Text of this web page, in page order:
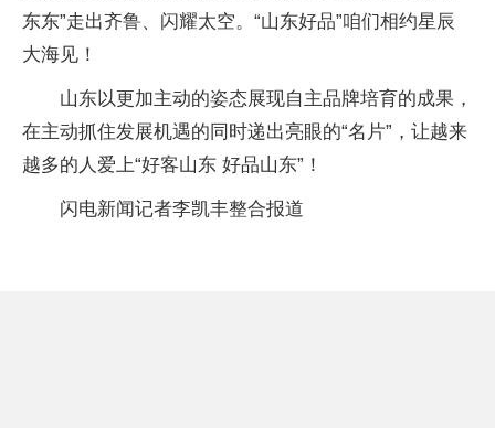
东东”走出齐鲁、闪耀太空。“山东好品”咱们相约星辰
大海见！
山东以更加主动的姿态展现自主品牌培育的成果，
在主动抓住发展机遇的同时递出亮眼的“名片”，让越来
越多的人爱上“好客山东 好品山东”！
闪电新闻记者李凯丰整合报道